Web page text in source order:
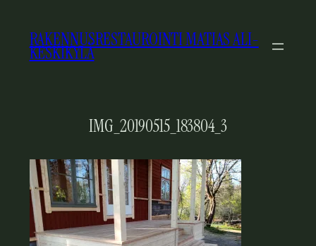
SISÄLTÖÖN
RAKENNUSRESTAUROINTI MATIAS ALI-
KESKIKYLÄ
IMG_20190515_183804_3